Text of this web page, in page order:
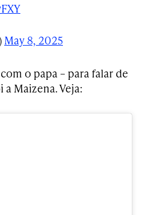
May 8, 2025
o papa – para falar de
a Maizena. Veja: